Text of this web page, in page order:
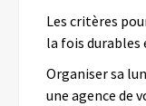
Les critères
la fois
Organiser sa
une agence de